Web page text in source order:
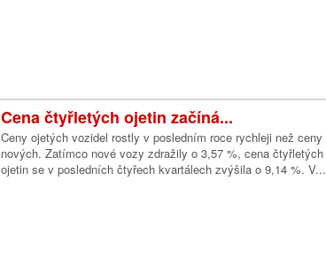
Cena čtyřletých ojetin začíná...
Ceny ojetých vozidel rostly v posledním roce rychleji než ceny
nových. Zatímco nové vozy zdražily o 3,57 %, cena čtyřletých
ojetin se v posledních čtyřech kvartálech zvýšila o 9,14 %. V...